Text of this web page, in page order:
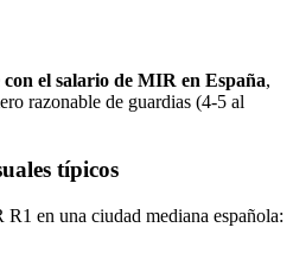
el salario de MIR en España,
razonable de guardias (4-5 al
típicos
en una ciudad mediana española: